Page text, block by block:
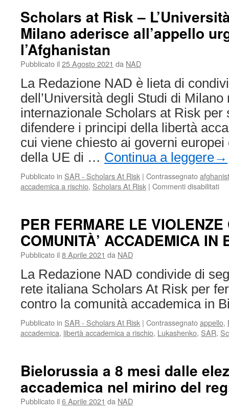
Scholars at Risk –
Milano aderisce all’appello
l’Afghanistan
Pubblicato il 25 Agosto 2021 da NAD
La Redazione NAD è lieta di
dell’Università degli Studi di Milano
internazionale Scholars at Risk per
difendere i principi della libertà
cui viene chiesto ai governi
della UE di … Continua a leggere→
Pubblicato in SAR - Scholars At Risk | Contrassegnato
accademica a rischio, Scholars At Risk | Commenti disabilitatisu
–
per
PER FERMARE LE
COMUNITÀ’ ACCADEMICA IN
Pubblicato il 8 Aprile 2021 da NAD
La Redazione NAD condivide di
rete italiana Scholars At Risk per
contro la comunità accademica in
Pubblicato in SAR - Scholars At Risk | Contrassegnatoappello,
accademica, libertà accademica a rischio, Lukashenko, SAR,
Bielorussia a 8 mesi dalle
accademica nel mirino del
Pubblicato il 6 Aprile 2021 da NAD